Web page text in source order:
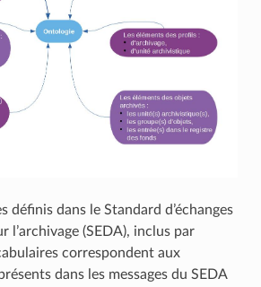
définis dans le Standard d’échanges
l’archivage (SEDA), inclus par
correspondent aux
dans les messages du SEDA